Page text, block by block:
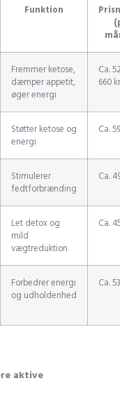
Funktion
Fremmer ketose,
dæmper appetit,
øger energi
Ca.
660
Støtter ketose og
energi
Ca.
Stimulerer
fedtforbrænding
Ca.
Let detox og
mild
vægtreduktion
Ca.
Forbedrer energi
og udholdenhed
Ca.
aktive